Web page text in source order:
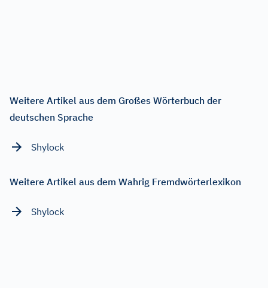
Weitere Artikel aus dem Großes Wörterbuch der
deutschen Sprache
Shylock
Weitere Artikel aus dem Wahrig Fremdwörterlexikon
Shylock